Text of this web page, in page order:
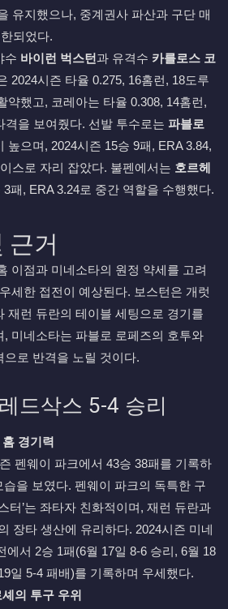
유지했으나, 중계권사 파산과 구단 매
되었다.
수 바이런 벅스턴과 유격수 카를로스 코
2024시즌 타율 0.275, 16홈런, 18도루
약했고, 코레아는 타율 0.308, 14홈런,
격을 보여줬다. 선발 투수로는 파블로
높으며, 2024시즌 15승 9패, ERA 3.84,
스로 자리 잡았다. 불펜에서는 호르헤
패, ERA 3.24로 중간 역할을 수행했다.
근거
이점과 미네소타의 원정 약세를 고려
세한 접전이 예상된다. 보스턴은 개럿
재런 듀란의 테이블 세팅으로 경기를
, 미네소타는 파블로 로페즈의 호투와
로 반격을 노릴 것이다.
드삭스 5-4 승리
경기력
펜웨이 파크에서 43승 38패를 기록하
습을 보였다. 펜웨이 파크의 독특한 구
터’는 좌타자 친화적이며, 재런 듀란과
장타 생산에 유리하다. 2024시즌 미네
에서 2승 1패(6월 17일 8-6 승리, 6월 18
일 5-4 패배)를 기록하며 우세했다.
의 투구 우위